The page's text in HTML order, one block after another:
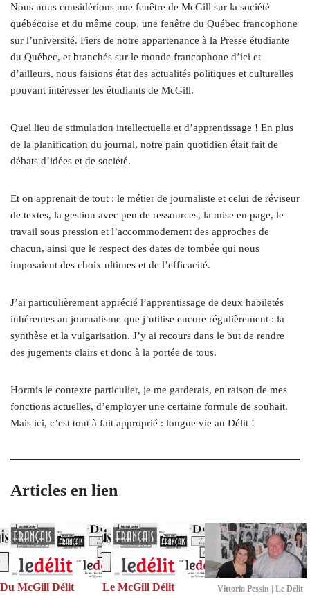
Nous nous considérions une fenêtre de McGill sur la société
québécoise et du même coup, une fenêtre du Québec francophone
sur l’université. Fiers de notre appartenance à la Presse étudiante
du Québec, et branchés sur le monde francophone d’ici et
d’ailleurs, nous faisions état des actualités politiques et culturelles
pouvant intéresser les étudiants de McGill.
Quel lieu de stimulation intellectuelle et d’apprentissage ! En plus
de la planification du journal, notre pain quotidien était fait de
débats d’idées et de société.
Et on apprenait de tout : le métier de journaliste et celui de réviseur
de textes, la gestion avec peu de ressources, la mise en page, le
travail sous pression et l’accommodement des approches de
chacun, ainsi que le respect des dates de tombée qui nous
imposaient des choix ultimes et de l’efficacité.
J’ai particulièrement apprécié l’apprentissage de deux habiletés
inhérentes au journalisme que j’utilise encore régulièrement : la
synthèse et la vulgarisation. J’y ai recours dans le but de rendre
des jugements clairs et donc à la portée de tous.
Hormis le contexte particulier, je me garderais, en raison de mes
fonctions actuelles, d’employer une certaine formule de souhait.
Mais ici, c’est tout à fait approprié : longue vie au Délit !
Articles en lien
Du McGill Délit
Le McGill Délit
Vittorio Pessin | Le Délit